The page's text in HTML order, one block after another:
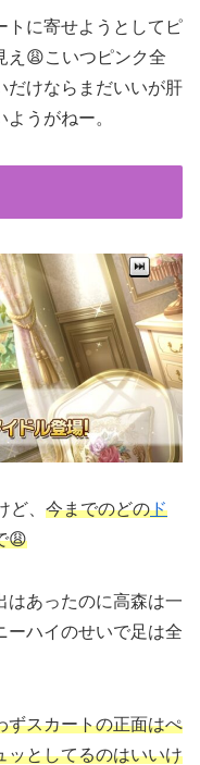
トに寄せようとしてピ
え😩こいつピンク全
だけならまだいいが肝
うがねー。
、 今までのどのド
😩
はあったのに高森は一
ーハイのせいで足は全
ずスカートの正面はぺ
ッとしてるのはいいけ